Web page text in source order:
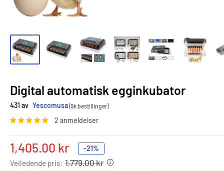
Digital automatisk egginkubator
431 av Yescomusa(9k bestillinger)
2 anmeldelser
Salgspris
1,405.00 kr -21%
Veiledende pris: 1,779.00 kr